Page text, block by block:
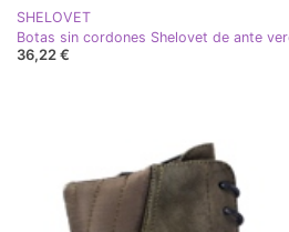
SHELOVET
Botas sin cordones Shelovet de ante
36,22 €